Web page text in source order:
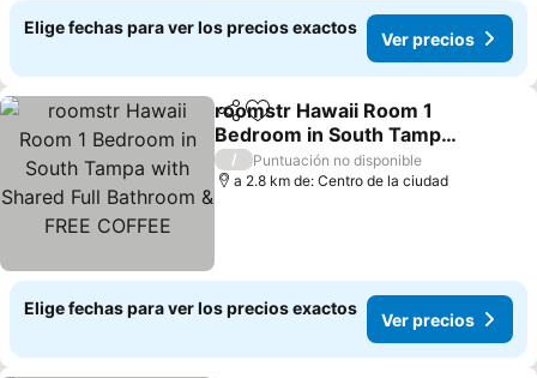
Elige fechas para ver los precios exactos
Ver precios
CompartirAgregar a favoritos
roomstr Hawaii Room 1
Bedroom in South Tampa
with Shared Full
Bathroom & FREE COFFEE
/
Puntuación no disponible
a 2.8 km de: Centro de la ciudad
Elige fechas para ver los precios exactos
Ver precios